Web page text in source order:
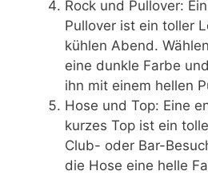
Rock und Pullover:
Pullover ist ein toller
kühlen Abend.
eine dunkle Farbe
ihn mit einem hellen
Hose und Top: Eine
kurzes Top ist ein
Club- oder Bar-
die Hose eine helle